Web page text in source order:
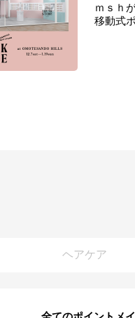
ｍｓｈ
移動式
ヘアケア